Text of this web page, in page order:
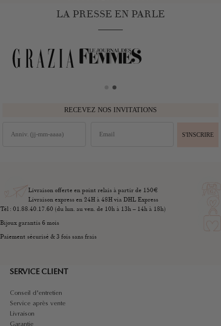
LA PRESSE EN PARLE
RECEVEZ NOS INVITATIONS
S'INSCRIRE
Livraison offerte en point relais à partir de 150€
Livraison express en 24H à 48H via DHL Express
Tél : 01.88.40.17.60 (du lun. au ven. de 10h à 13h – 14h à 18h)
Bijoux garantis 6 mois
Paiement sécurisé & 3 fois sans frais
SERVICE CLIENT
Conseil d'entretien
Service après vente
Livraison
Garantie